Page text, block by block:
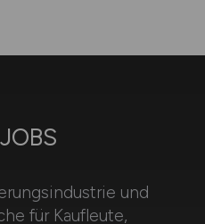
und
für Kaufleute,